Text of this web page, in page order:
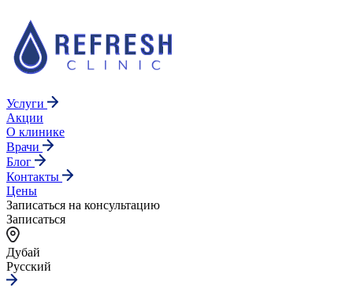
Услуги
Акции
О клинике
Врачи
Блог
Контакты
Цены
Записаться на консультацию
Записаться
Дубай
Русский